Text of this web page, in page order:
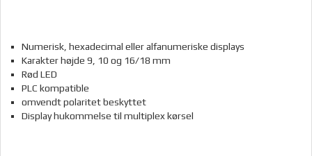
Numerisk, hexadecimal eller alfanumeriske displays
Karakter højde 9, 10 og 16/18 mm
Rød LED
PLC kompatible
omvendt polaritet beskyttet
Display hukommelse til multiplex kørsel